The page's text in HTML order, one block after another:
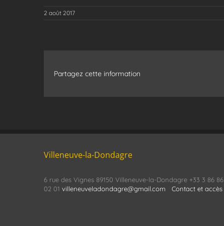
2 août 2017
Partagez cette information
Villeneuve-la-Dondagre
6 rue des Vignes 89150 Villeneuve-la-Dondagre +33 3 86 86
02 01 villeneuveladondagre@gmail.com Contact et accès